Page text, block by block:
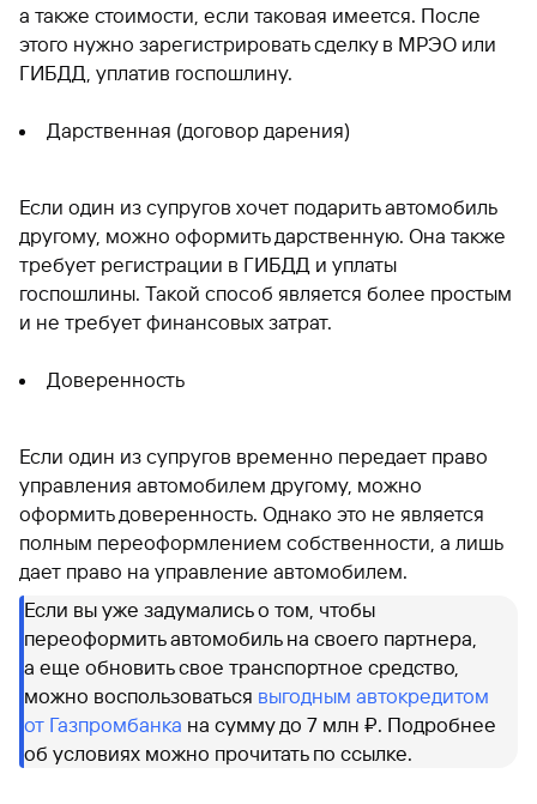
а также стоимости, если таковая имеется. После
этого нужно зарегистрировать сделку в МРЭО или
ГИБДД, уплатив госпошлину.
Дарственная (договор дарения)
Если один из супругов хочет подарить автомобиль
другому, можно оформить дарственную. Она также
требует регистрации в ГИБДД и уплаты
госпошлины. Такой способ является более простым
и не требует финансовых затрат.
Доверенность
Если один из супругов временно передает право
управления автомобилем другому, можно
оформить доверенность. Однако это не является
полным переоформлением собственности, а лишь
дает право на управление автомобилем.
Если вы уже задумались о том, чтобы
переоформить автомобиль на своего партнера,
а еще обновить свое транспортное средство,
можно воспользоваться выгодным автокредитом
от Газпромбанка на сумму до 7 млн ₽. Подробнее
об условиях можно прочитать по ссылке.